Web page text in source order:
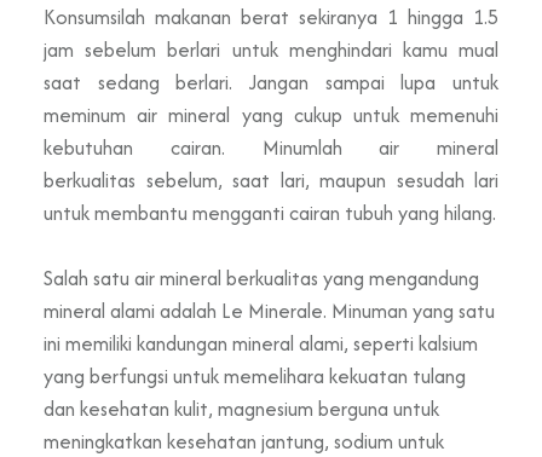
Konsumsilah makanan berat sekiranya 1 hingga 1.5
jam sebelum berlari untuk menghindari kamu mual
saat sedang berlari. Jangan sampai lupa untuk
meminum air mineral yang cukup untuk memenuhi
kebutuhan cairan. Minumlah air mineral
berkualitas sebelum, saat lari, maupun sesudah lari
untuk membantu mengganti cairan tubuh yang hilang.
Salah satu air mineral berkualitas yang mengandung
mineral alami adalah Le Minerale. Minuman yang satu
ini memiliki kandungan mineral alami, seperti kalsium
yang berfungsi untuk memelihara kekuatan tulang
dan kesehatan kulit, magnesium berguna untuk
meningkatkan kesehatan jantung, sodium untuk